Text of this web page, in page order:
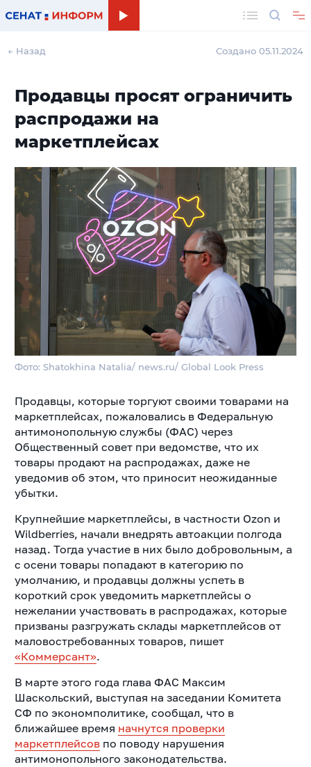
← Назад Создано 05.11.2024
Продавцы просят ограничить
распродажи на
маркетплейсах
Фото: Shatokhina Natalia/ news.ru/ Global Look Press
Продавцы, которые торгуют своими товарами на
маркетплейсах, пожаловались в Федеральную
антимонопольную службы (ФАС) через
Общественный совет при ведомстве, что их
товары продают на распродажах, даже не
уведомив об этом, что приносит неожиданные
убытки.
Крупнейшие маркетплейсы, в частности Ozon и
Wildberries, начали внедрять автоакции полгода
назад. Тогда участие в них было добровольным, а
с осени товары попадают в категорию по
умолчанию, и продавцы должны успеть в
короткий срок уведомить маркетплейсы о
нежелании участвовать в распродажах, которые
призваны разгружать склады маркетплейсов от
маловостребованных товаров, пишет
«Коммерсант».
В марте этого года глава ФАС Максим
Шаскольский, выступая на заседании Комитета
СФ по экономполитике, сообщал, что в
ближайшее время начнутся проверки
маркетплейсовпо поводу нарушения
антимонопольного законодательства.